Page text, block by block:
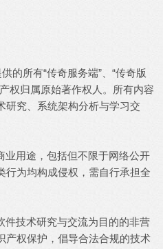
的所有“传奇服务端”、“传奇版
权归属原始著作权人。所有内容
研究、系统架构分析与学习交
业用途，包括但不限于网络公开
行为均构成侵权，需自行承担全
件技术研究与交流为目的的非营
产权保护，倡导合法合规的技术